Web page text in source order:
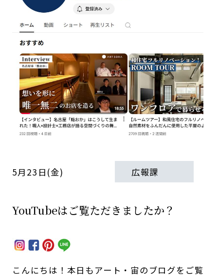
5月23日(金) 広報課
YouTubeはご覧ただきましたか？
こんにちは！本日もアート・宙のブログをご覧